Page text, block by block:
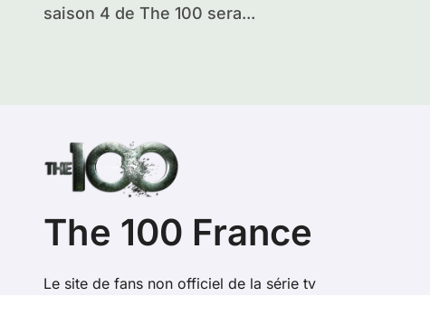
saison 4 de The 100 sera...
The 100 France
Le site de fans non officiel de la série tv